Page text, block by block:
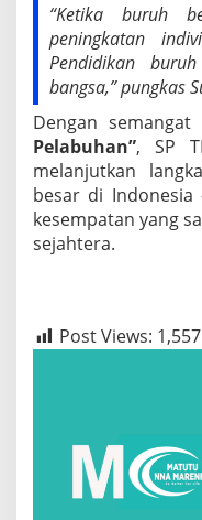
“Ketika buruh
peningkatan
Pendidikan
bangsa,” pungkas
Dengan semangat
Pelabuhan”, SP
melanjutkan
besar di
kesempatan yang
sejahtera.
Post Views: 1,557